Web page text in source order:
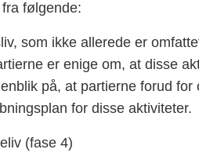
følgende:
som ikke allerede er
er enige om, at disse
på, at partierne forud
for disse aktiviteter.
(fase 4)